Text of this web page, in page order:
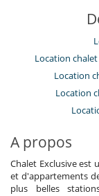
Enfants bienvenus
Equipement,
Loisirs, bien-
Accès internet (wifi)
Bar
Cartes et jeux de
Ski room
Location
Location
Location
A propos
Chalet Exclusive est
et d'appartements
plus belles